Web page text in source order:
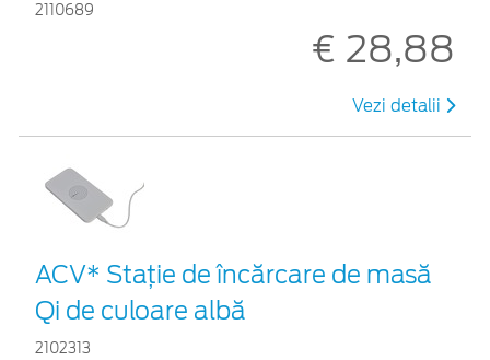
2110689
€ 28,88
Vezi detalii
ACV* Stație de încărcare de masă
Qi de culoare albă
2102313